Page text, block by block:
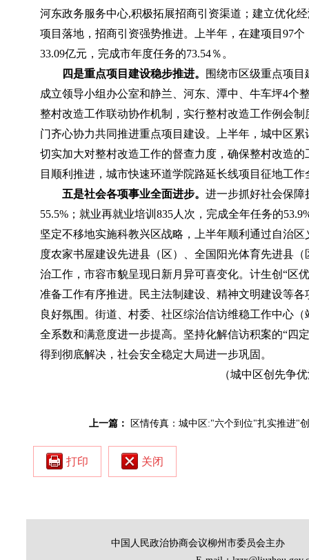
河东政务服务中心,积极拓展招商引资渠道；建立优化
项目落地， 招商引资强势推进。上半年，在建项目 97个
33.09亿元，完成市年度任务的73.54％。
四是重点项目建设稳步推进。
围绕市区级重点项
成立领导小组办公室和静兰、河东、潭中、牛车坪4个
整村改造工作联动协作机制，实行整村改造工作例会
门齐心协力共同推进重点项目建设。上半年，城中区累
切实加大对整村改造工作的督查力度，确保整村改造
目顺利推进，城市快速环道学院路延长线项目征地工作
五是社会各项事业全面进步。进一步抓好社会保障
55.5% ；就业再就业培训 835人次，完成全年任务的
坚定不移地实施科教兴区战略，上半年顺利通过自治
度农家书屋建设先进县（区）、全国阳光体育先进县
治工作，市容市貌呈现日新月异可喜变化。 计生创“区
准备工作有序推进。民主法制建设、精神文明建设等
良好氛围。 街道、村委、社区综治信访维稳工作中心
全系数和满意度进一步提高。坚持化解信访积案的“四
得到彻底解决，社会安全稳定大局进一步巩固。
（城中区创先争
上一篇： 区情传真：城中区:"六个到位"扎实推进"
打印 关闭
中国人民政治协商会议柳州市委员会主